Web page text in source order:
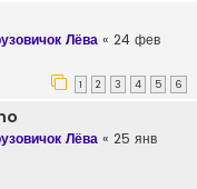
Лёва « 24 фев
1 2 3 4 5 6
Лёва « 25 янв